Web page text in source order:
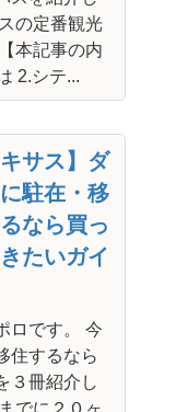
の定番観光
本記事の内
2.シテ...
キサス】ダ
駐在・移
なら買っ
たいガイ
ロです。 今
住するなら
３冊紹介し
でに２０ヶ